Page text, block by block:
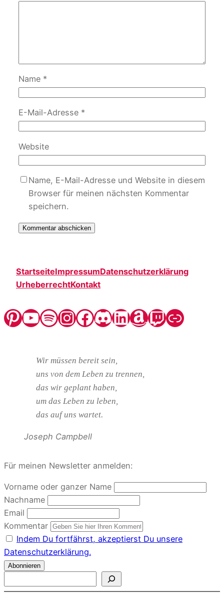
Name *
E-Mail-Adresse *
Website
Name, E-Mail-Adresse und Website in diesem
Browser für meinen nächsten Kommentar
speichern.
StartseiteImpressumDatenschutzerklärung
UrheberrechtKontakt
Pinterest YouTube Spotify InstagramFacebook Discord LinkedIn Amazon Twitch Steady
Wir müssen bereit sein,
uns von dem Leben zu trennen,
das wir geplant haben,
um das Leben zu leben,
das auf uns wartet.
Joseph Campbell
Für meinen Newsletter anmelden:
Vorname oder ganzer Name
Nachname
Email
Kommentar
Indem Du fortfährst, akzeptierst Du unsere
Datenschutzerklärung.
u